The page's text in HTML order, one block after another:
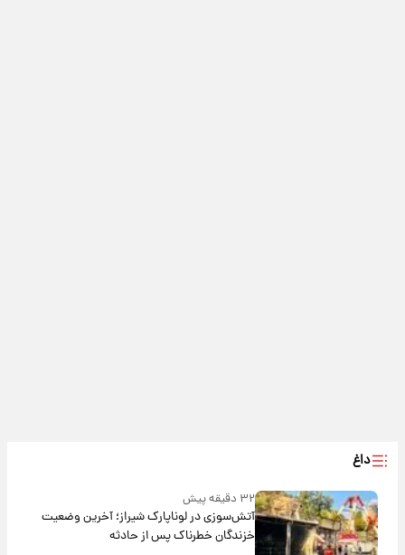
داغ
۳۲ دقیقه پیش
آتش‌سوزی در لوناپارک شیراز؛ آخرین وضعیت
خزندگان خطرناک پس از حادثه